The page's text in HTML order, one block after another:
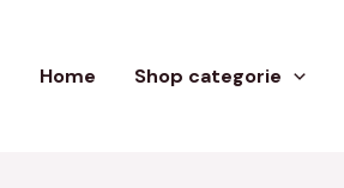
Home Shop categorie